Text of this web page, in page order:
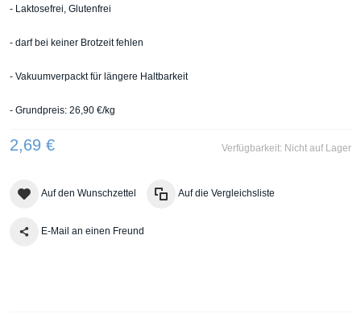
- Laktosefrei, Glutenfrei
- darf bei keiner Brotzeit fehlen
- Vakuumverpackt für längere Haltbarkeit
- Grundpreis: 26,90 €/kg
Verfügbarkeit: Nicht auf Lager
2,69 €
Auf den Wunschzettel Auf die Vergleichsliste
E-Mail an einen Freund